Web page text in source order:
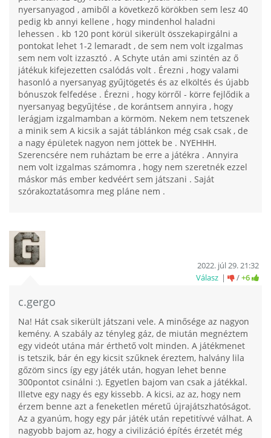
nyersanyagod , amiből a következő körökben sem lesz 40
pedig kb annyi kellene , hogy mindenhol haladni
lehessen . kb 120 pont körül sikerült összekapirgálni a
pontokat lehet 1-2 lemaradt , de sem nem volt izgalmas
sem nem volt izzasztó . A Schyte után ami szintén az ő
játékuk kifejezetten csalódás volt . Érezni , hogy valami
hasonló a nyersanyag gyűjtögetés és az elköltés és újabb
bónuszok felfedése . Érezni , hogy körről - körre fejlődik a
nyersanyag begyűjtése , de korántsem annyira , hogy
lerágjam izgalmamban a körmöm. Nekem nem tetszenek
a minik sem A kicsik a saját táblánkon még csak csak , de
a nagy épületek nagyon nem jöttek be . NYEHHH.
Szerencsére nem ruháztam be erre a játékra . Annyira
nem volt izgalmas számomra , hogy nem szeretnék ezzel
máskor más ember kedvéért sem játszani . Saját
szórakoztatásomra meg pláne nem .
c.gergo
2022. júl 29. 21:32
Válasz
/+6
Na! Hát csak sikerült játszani vele. A minősége az nagyon
kemény. A szabály az tényleg gáz, de miután megnéztem
egy videót utána már érthető volt minden. A játékmenet
is tetszik, bár én egy kicsit szűknek éreztem, halvány lila
gőzöm sincs így egy játék után, hogyan lehet benne
300pontot csinálni :). Egyetlen bajom van csak a játékkal.
Illetve egy nagy és egy kissebb. A kicsi, az az, hogy nem
érzem benne azt a feneketlen méretű újrajátszhatóságot.
Az a gyanúm, hogy egy pár játék után repetitívvé válhat. A
nagyobb bajom az, hogy a civilizáció építés érzetét még